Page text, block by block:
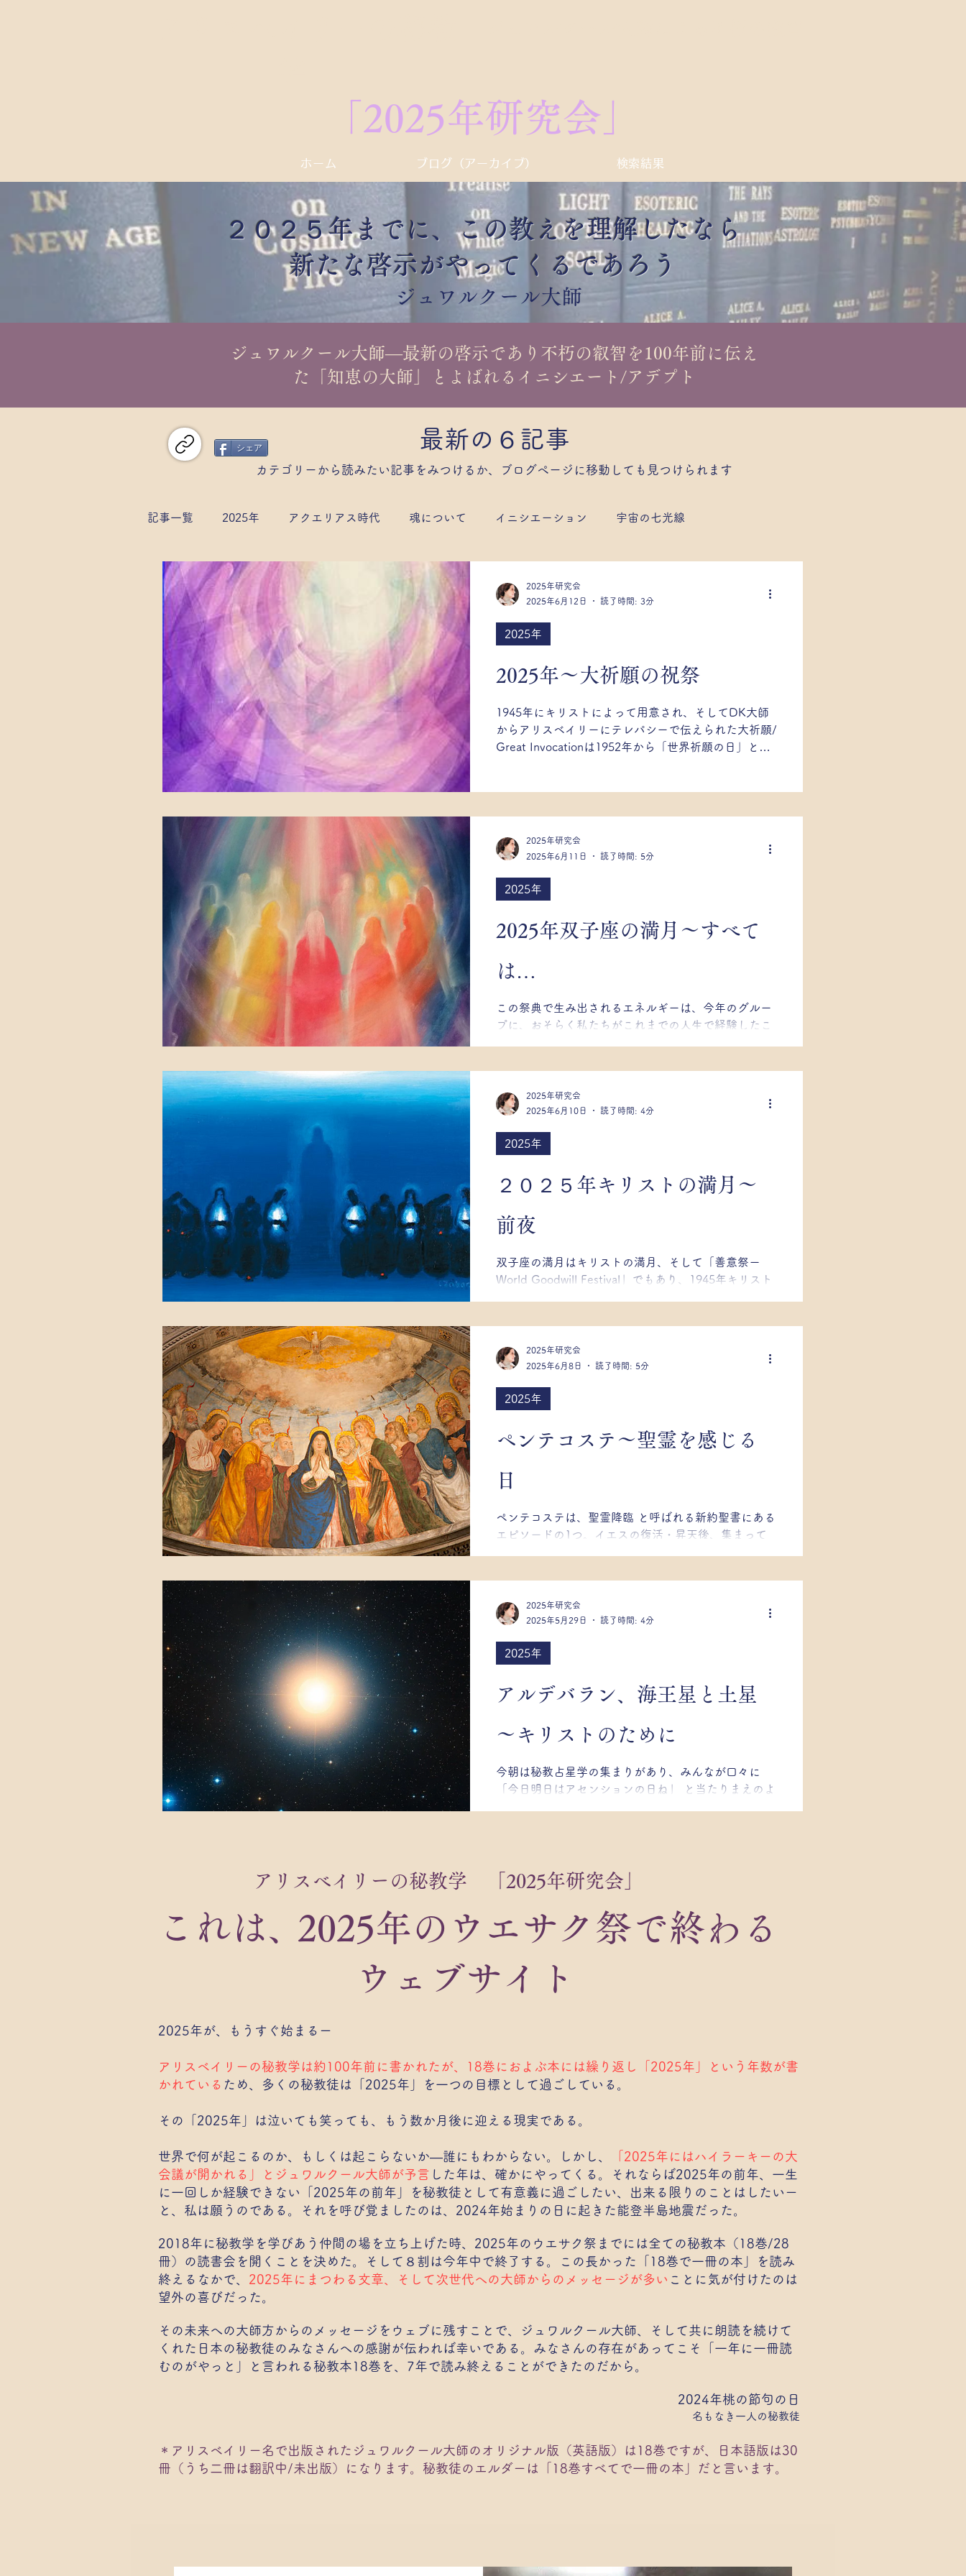
「​​2025年研究会」
ホーム ブログ（アーカイブ） 検索結果
​２０２５年までに、この教えを理解したなら
新たな啓示がやってくるであろう
​ジュワルクール大師
​ジュワルクール大師—最新の啓示であり不朽の叡智を100年前に伝え
た「知恵の大師」とよばれるイニシエート/アデプト
シェア ​最新の６記事
カテゴリーから読みたい記事をみつけるか、ブログページに移動しても見つけられます
記事一覧 2025年 アクエリアス時代 魂について イニシエーション 宇宙の七光線
日本/東洋について 教育/未来の子供
闇のブラザーフッド サイキック/魂能力の開花 瞑想/テレパシー
大祈願 キリストの再臨 秘教学そのものについて
2025年～大祈願の祝祭
1945年にキリストによって用意され、そしてDK大師
からアリスベイリーにテレパシーで伝えられた大祈願/
Great Invocationは1952年から「世界祈願の日」とし
2025年
2025年研究会
2025年6月12日
読了時間: 3分
2025年双子座の満月～すべて
は…
この祭典で生み出されるエネルギーは、今年のグルー
プに、おそらく私たちがこれまでの人生で経験したこ
2025年
2025年研究会
2025年6月11日
読了時間: 5分
２０２５年キリストの満月～
前夜
双子座の満月はキリストの満月、そして「善意祭ー
World Goodwill Festival」でもあり、1945年キリスト
2025年
2025年研究会
2025年6月10日
読了時間: 4分
ペンテコステ～聖霊を感じる
日
ペンテコステは、聖霊降臨 と呼ばれる新約聖書にある
エピソードの1つ。イエスの復活・昇天後、集まって
2025年
2025年研究会
2025年6月8日
読了時間: 5分
アルデバラン、海王星と土星
～キリストのために
今朝は秘教占星学の集まりがあり、みんなが口々に
「今日明日はアセンションの日ね」 と当たりまえのよ
2025年
2025年研究会
2025年5月29日
読了時間: 4分
​アリスベイリーの秘教学​ 「​2025年研究会」
2025年のウエサク祭で終わる
これは、
ウェブサイト
2025年が、もうすぐ始まるー
アリスベイリーの秘教学は約100年前に書かれたが、18巻におよぶ本には繰り返し「2025年」という年数が書
かれている ため、多くの秘教徒は「2025年」を一つの目標として過ごしている。
その「2025年」は泣いても笑っても、もう数か月後に迎える現実である。
世界で何が起こるのか、もしくは起こらないか―誰にもわからない。しかし、
「2025年にはハイラーキーの大
会議が開かれる」とジュワルクール大師が予言 した年は、確かにやってくる。それならば2025年の前年、一生
に一回しか経験できない「2025年の前年」を秘教徒として有意義に過ごしたい、出来る限りのことはした いー
と、私は願うのである。それを呼び覚ましたのは、2024年始まりの日に起きた能登半島地震だった。
2018年に秘教学を学びあう仲間の場を立ち上げた時、2025年のウエサク祭まで には全ての秘教本（18巻/28
冊）の読書会を開くことを決めた。そして８割は今年中で終了する。この長かった「18巻で一冊の本」を読み
終えるなかで、 2025年にまつわる文章、そして次世代への大師からのメッセージが多い ことに気が付けたのは
望外の喜びだった。
その未来への大師方からのメッセージをウェブに残すことで、ジュワルクール大師、そして共に朗読を続けて
くれた日本の秘教徒のみなさんへの感謝が伝われば幸いである。みなさんの存在があってこそ「一年に一冊読
むのがやっと」と言われる秘教本18巻を、7年で読み終えることができたのだから。
2024年桃の節句の日
名もなき一 人の秘教徒
＊アリスベイリー名で出版されたジュワルクール大師のオリジナル版（英語版）は18巻ですが、
日本語版は30
冊（うち二冊は翻訳中/未出版）になります。秘教徒のエルダーは「18巻すべてで一冊の本」だと言います。